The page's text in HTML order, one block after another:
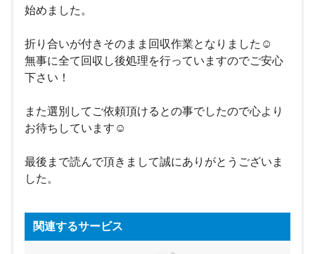
始めました。
折り合いが付きそのまま回収作業となりました☺
無事に全て回収し後処理を行っていますのでご安心
下さい！
また選別してご依頼頂けるとの事でしたので心より
お待ちしています☺
最後まで読んで頂きまして誠にありがとうございま
した。
関連するサービス